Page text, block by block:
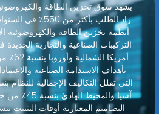
يشهد سوق تخزين الطاقة
زاد الطلب بأكثر
التركيبات الصناعية والتجارية
بأهداف الاستدامة الصناعية
آسيا